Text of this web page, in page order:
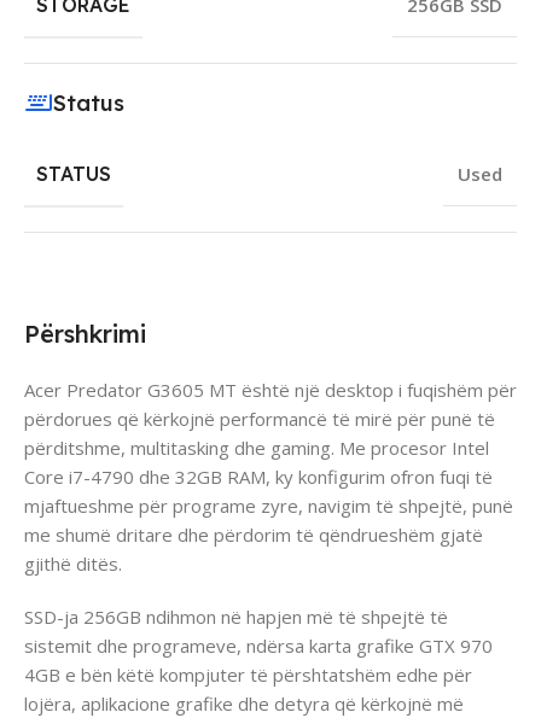
Përshkrimi
Acer Predator G3605 MT është një desktop i fuqishëm për
përdorues që kërkojnë performancë të mirë për punë të
përditshme, multitasking dhe gaming. Me procesor Intel
Core i7-4790 dhe 32GB RAM, ky konfigurim ofron fuqi të
mjaftueshme për programe zyre, navigim të shpejtë, punë
me shumë dritare dhe përdorim të qëndrueshëm gjatë
gjithë ditës.
SSD-ja 256GB ndihmon në hapjen më të shpejtë të
sistemit dhe programeve, ndërsa karta grafike GTX 970
4GB e bën këtë kompjuter të përshtatshëm edhe për
lojëra, aplikacione grafike dhe detyra që kërkojnë më
Status
STATUS Used